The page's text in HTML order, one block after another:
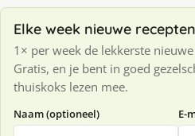
Elke week nieuwe
1× per week de lekkerste
Gratis, en je bent in goed
thuiskoks lezen mee.
Naam (optioneel) E-